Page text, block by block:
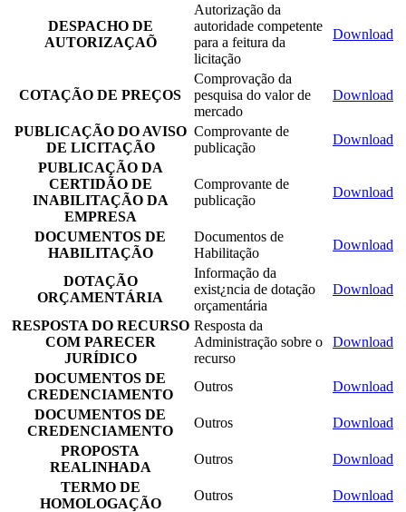
DESPACHO DE
AUTORIZAÇAÕ
Autorização da
autoridade competente
para a feitura da
licitação
Download
COTAÇÃO DE PREÇOS
Comprovação da
pesquisa do valor de
mercado
Download
PUBLICAÇÃO DO AVISO
DE LICITAÇÃO
Comprovante de
publicação
Download
PUBLICAÇÃO DA
CERTIDÃO DE
INABILITAÇÃO DA
EMPRESA
Comprovante de
publicação
Download
DOCUMENTOS DE
HABILITAÇÃO
Documentos de
Habilitação
Download
DOTAÇÃO
ORÇAMENTÁRIA
Informação da
exist¿ncia de dotação
orçamentária
Download
RESPOSTA DO RECURSO
COM PARECER
JURÍDICO
Resposta da
Administração sobre o
recurso
Download
DOCUMENTOS DE
CREDENCIAMENTO
Outros
Download
DOCUMENTOS DE
CREDENCIAMENTO
Outros
Download
PROPOSTA
REALINHADA
Outros
Download
TERMO DE
HOMOLOGAÇÃO
Outros
Download